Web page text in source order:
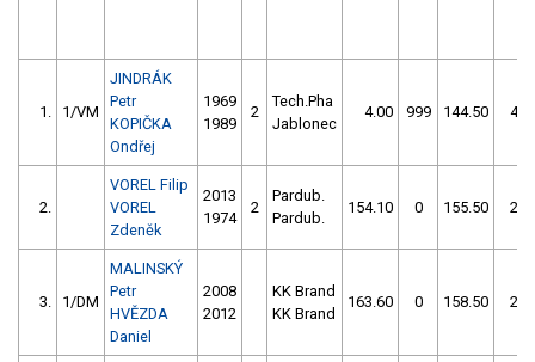
1. 1/VM
JINDRÁK
Petr
KOPIČKA
Ondřej
1969
1989
2
Tech.Pha
Jablonec
4.00 999 144.50 4
2.
VOREL Filip
VOREL
Zdeněk
2013
1974
2
Pardub.
Pardub.
154.10 0 155.50 2
3. 1/DM
MALINSKÝ
Petr
HVĚZDA
Daniel
2008
2012
KK Brand
KK Brand
163.60 0 158.50 2